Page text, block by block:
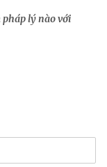
lý nào với